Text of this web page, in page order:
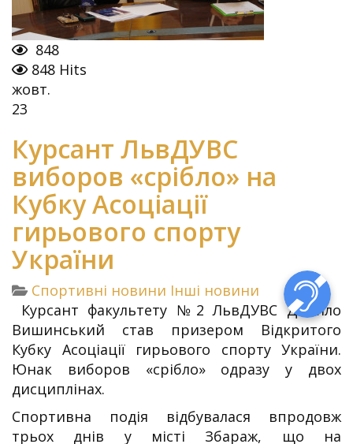
848
848 Hits
жовт.
23
Курсант ЛьвДУВС
виборов «срібло» на
Кубку Асоціації
гирьового спорту
України
Спортивні новини Інші новини
Курсант факультету №2 ЛьвДУВС Данило
Вишинський став призером Відкритого
Кубку Асоціації гирьового спорту України.
Юнак виборов «срібло» одразу у двох
дисциплінах.
Спортивна подія відбувалася впродовж
трьох днів у місті Збараж, що на